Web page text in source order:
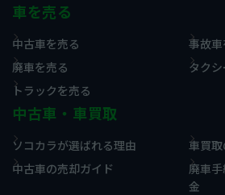
車を売る
中古車を売る
事故
廃車を売る
タク
トラックを売る
中古車・車買取
ソコカラが選ばれる理由
車買
中古車の売却ガイド
廃車
金